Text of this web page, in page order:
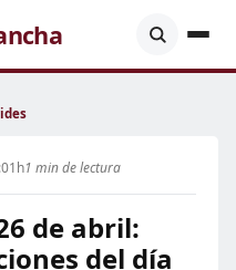
1 min de lectura
de abril:
del día